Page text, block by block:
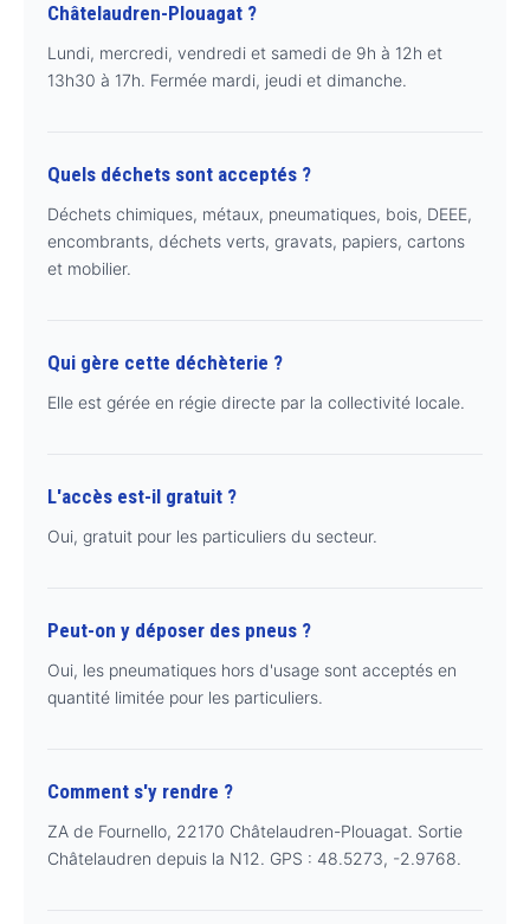
Châtelaudren-Plouagat ?
Lundi, mercredi, vendredi et samedi de 9h à 12h et
13h30 à 17h. Fermée mardi, jeudi et dimanche.
Quels déchets sont acceptés ?
Déchets chimiques, métaux, pneumatiques, bois, DEEE,
encombrants, déchets verts, gravats, papiers, cartons
et mobilier.
Qui gère cette déchèterie ?
Elle est gérée en régie directe par la collectivité locale.
L'accès est-il gratuit ?
Oui, gratuit pour les particuliers du secteur.
Peut-on y déposer des pneus ?
Oui, les pneumatiques hors d'usage sont acceptés en
quantité limitée pour les particuliers.
Comment s'y rendre ?
ZA de Fournello, 22170 Châtelaudren-Plouagat. Sortie
Châtelaudren depuis la N12. GPS : 48.5273, -2.9768.